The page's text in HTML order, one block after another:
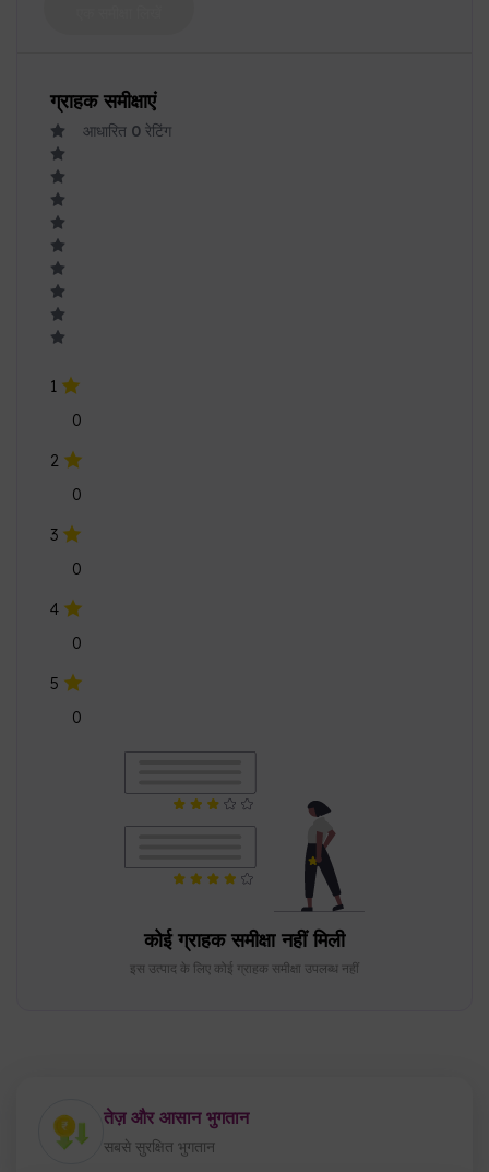
ग्राहक समीक्षाएं
आधारित 0 रेटिंग
1
0
2
0
3
0
4
0
5
0
कोई ग्राहक समीक्षा नहीं मिली
इस उत्पाद के लिए कोई ग्राहक समीक्षा उपलब्ध नहीं
तेज़ और आसान भुगतान
सबसे सुरक्षित भुगतान